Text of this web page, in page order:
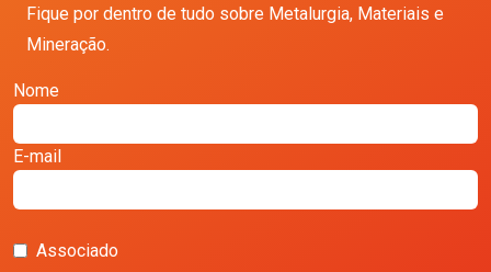
Fique por dentro de tudo sobre Metalurgia, Materiais e
Mineração.
Nome
E-mail
Associado